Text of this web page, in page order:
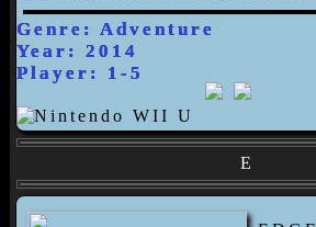
Genre: Adventure
Year: 2014
Player: 1-5
E